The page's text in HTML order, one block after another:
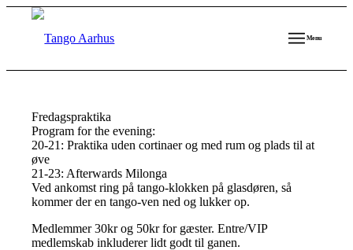
Menu
Fredagspraktika
Program for the evening:
20-21: Praktika uden cortinaer og med rum og plads til at
øve
21-23: Afterwards Milonga
Ved ankomst ring på tango-klokken på glasdøren, så
kommer der en tango-ven ned og lukker op.
Medlemmer 30kr og 50kr for gæster. Entre/VIP
medlemskab inkluderer lidt godt til ganen.